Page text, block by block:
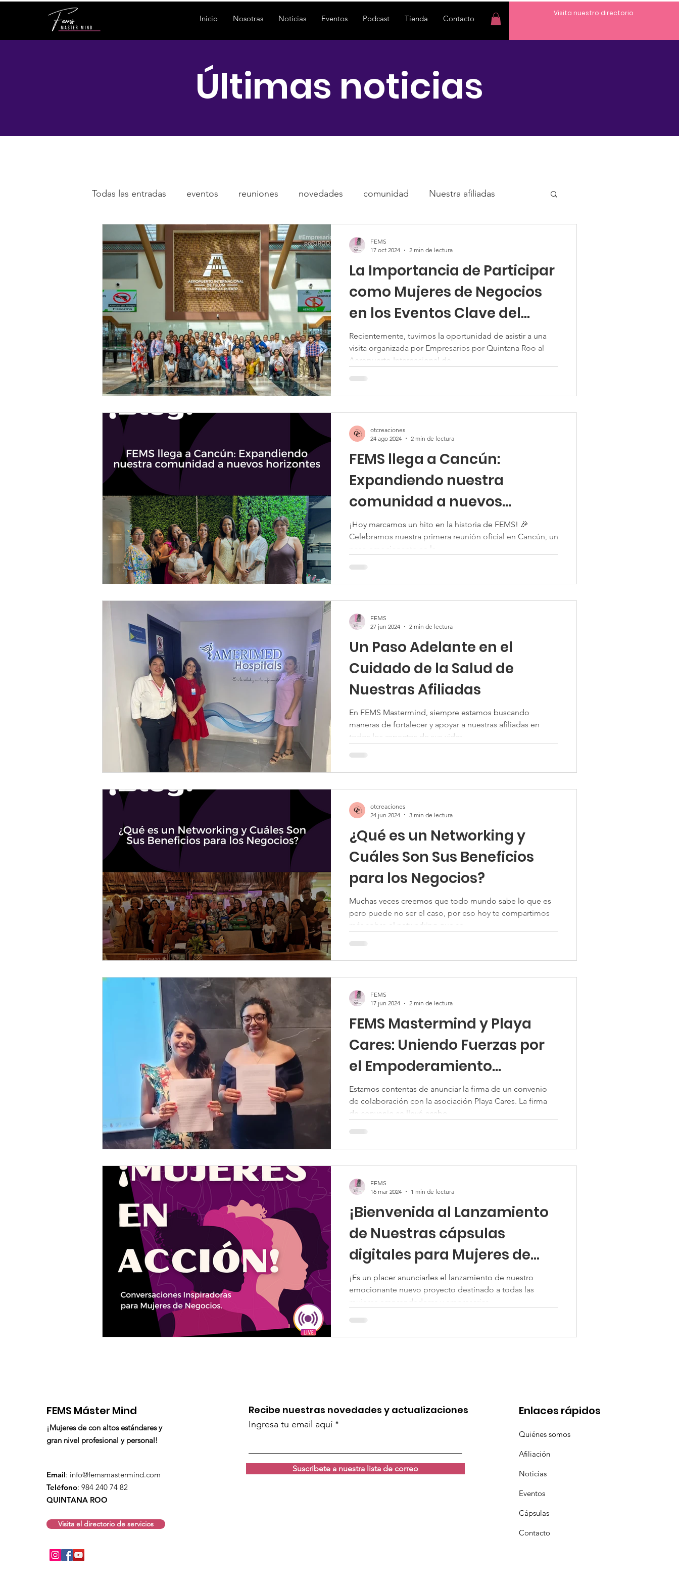
Inicio Nosotras Noticias Eventos Podcast Tienda Contacto
Visita nuestro directorio
Últimas noticias
Todas las entradas eventos reuniones novedades comunidad Nuestra afiliadas
Aprendizaje
La Importancia de Participar
como Mujeres de Negocios
en los Eventos Clave del
Estado
Recientemente, tuvimos la oportunidad de asistir a una
visita organizada por Empresarios por Quintana Roo al
Aeropuerto Internacional de...
FEMS
17 oct 2024
2 min de lectura
FEMS llega a Cancún:
Expandiendo nuestra
comunidad a nuevos
horizontes
¡Hoy marcamos un hito en la historia de FEMS! 🎉
Celebramos nuestra primera reunión oficial en Cancún, un
paso emocionante en la...
otcreaciones
24 ago 2024
2 min de lectura
Un Paso Adelante en el
Cuidado de la Salud de
Nuestras Afiliadas
En FEMS Mastermind, siempre estamos buscando
maneras de fortalecer y apoyar a nuestras afiliadas en
todos los aspectos de sus vidas,...
FEMS
27 jun 2024
2 min de lectura
¿Qué es un Networking y
Cuáles Son Sus Beneficios
para los Negocios?
Muchas veces creemos que todo mundo sabe lo que es
pero puede no ser el caso, por eso hoy te compartimos
más sobre el networking que se...
otcreaciones
24 jun 2024
3 min de lectura
FEMS Mastermind y Playa
Cares: Uniendo Fuerzas por
el Empoderamiento
Femenino
Estamos contentas de anunciar la firma de un convenio
de colaboración con la asociación Playa Cares. La firma
de convenio se llevó acabo...
FEMS
17 jun 2024
2 min de lectura
¡Bienvenida al Lanzamiento
de Nuestras cápsulas
digitales para Mujeres de
Negocios!
¡Es un placer anunciarles el lanzamiento de nuestro
emocionante nuevo proyecto destinado a todas las
mujeres emprendedoras y empresarias...
FEMS
16 mar 2024
1 min de lectura
FEMS Máster Mind
¡Mujeres de con altos estándares y
gran nivel profesional y personal!
Email: info@femsmastermind.com
Teléfono: 984 240 74 82
QUINTANA ROO
Visita el directorio de servicios
Recibe nuestras novedades y actualizaciones
Ingresa tu email aquí
Suscribete a nuestra lista de correo
Enlaces rápidos
Quiénes somos
Afiliación
Noticias
Eventos
Cápsulas
Contacto